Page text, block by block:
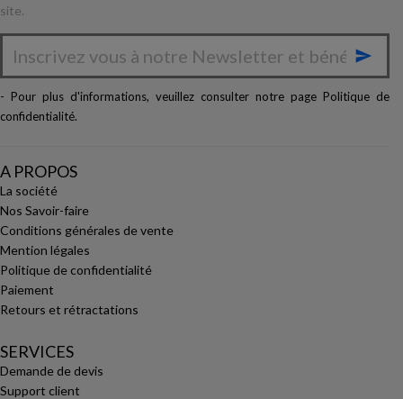
site.

- Pour plus d'informations, veuillez consulter notre page Politique de
confidentialité.
A PROPOS
La société
Nos Savoir-faire
Conditions générales de vente
Mention légales
Politique de confidentialité
Paiement
Retours et rétractations
SERVICES
Demande de devis
Support client